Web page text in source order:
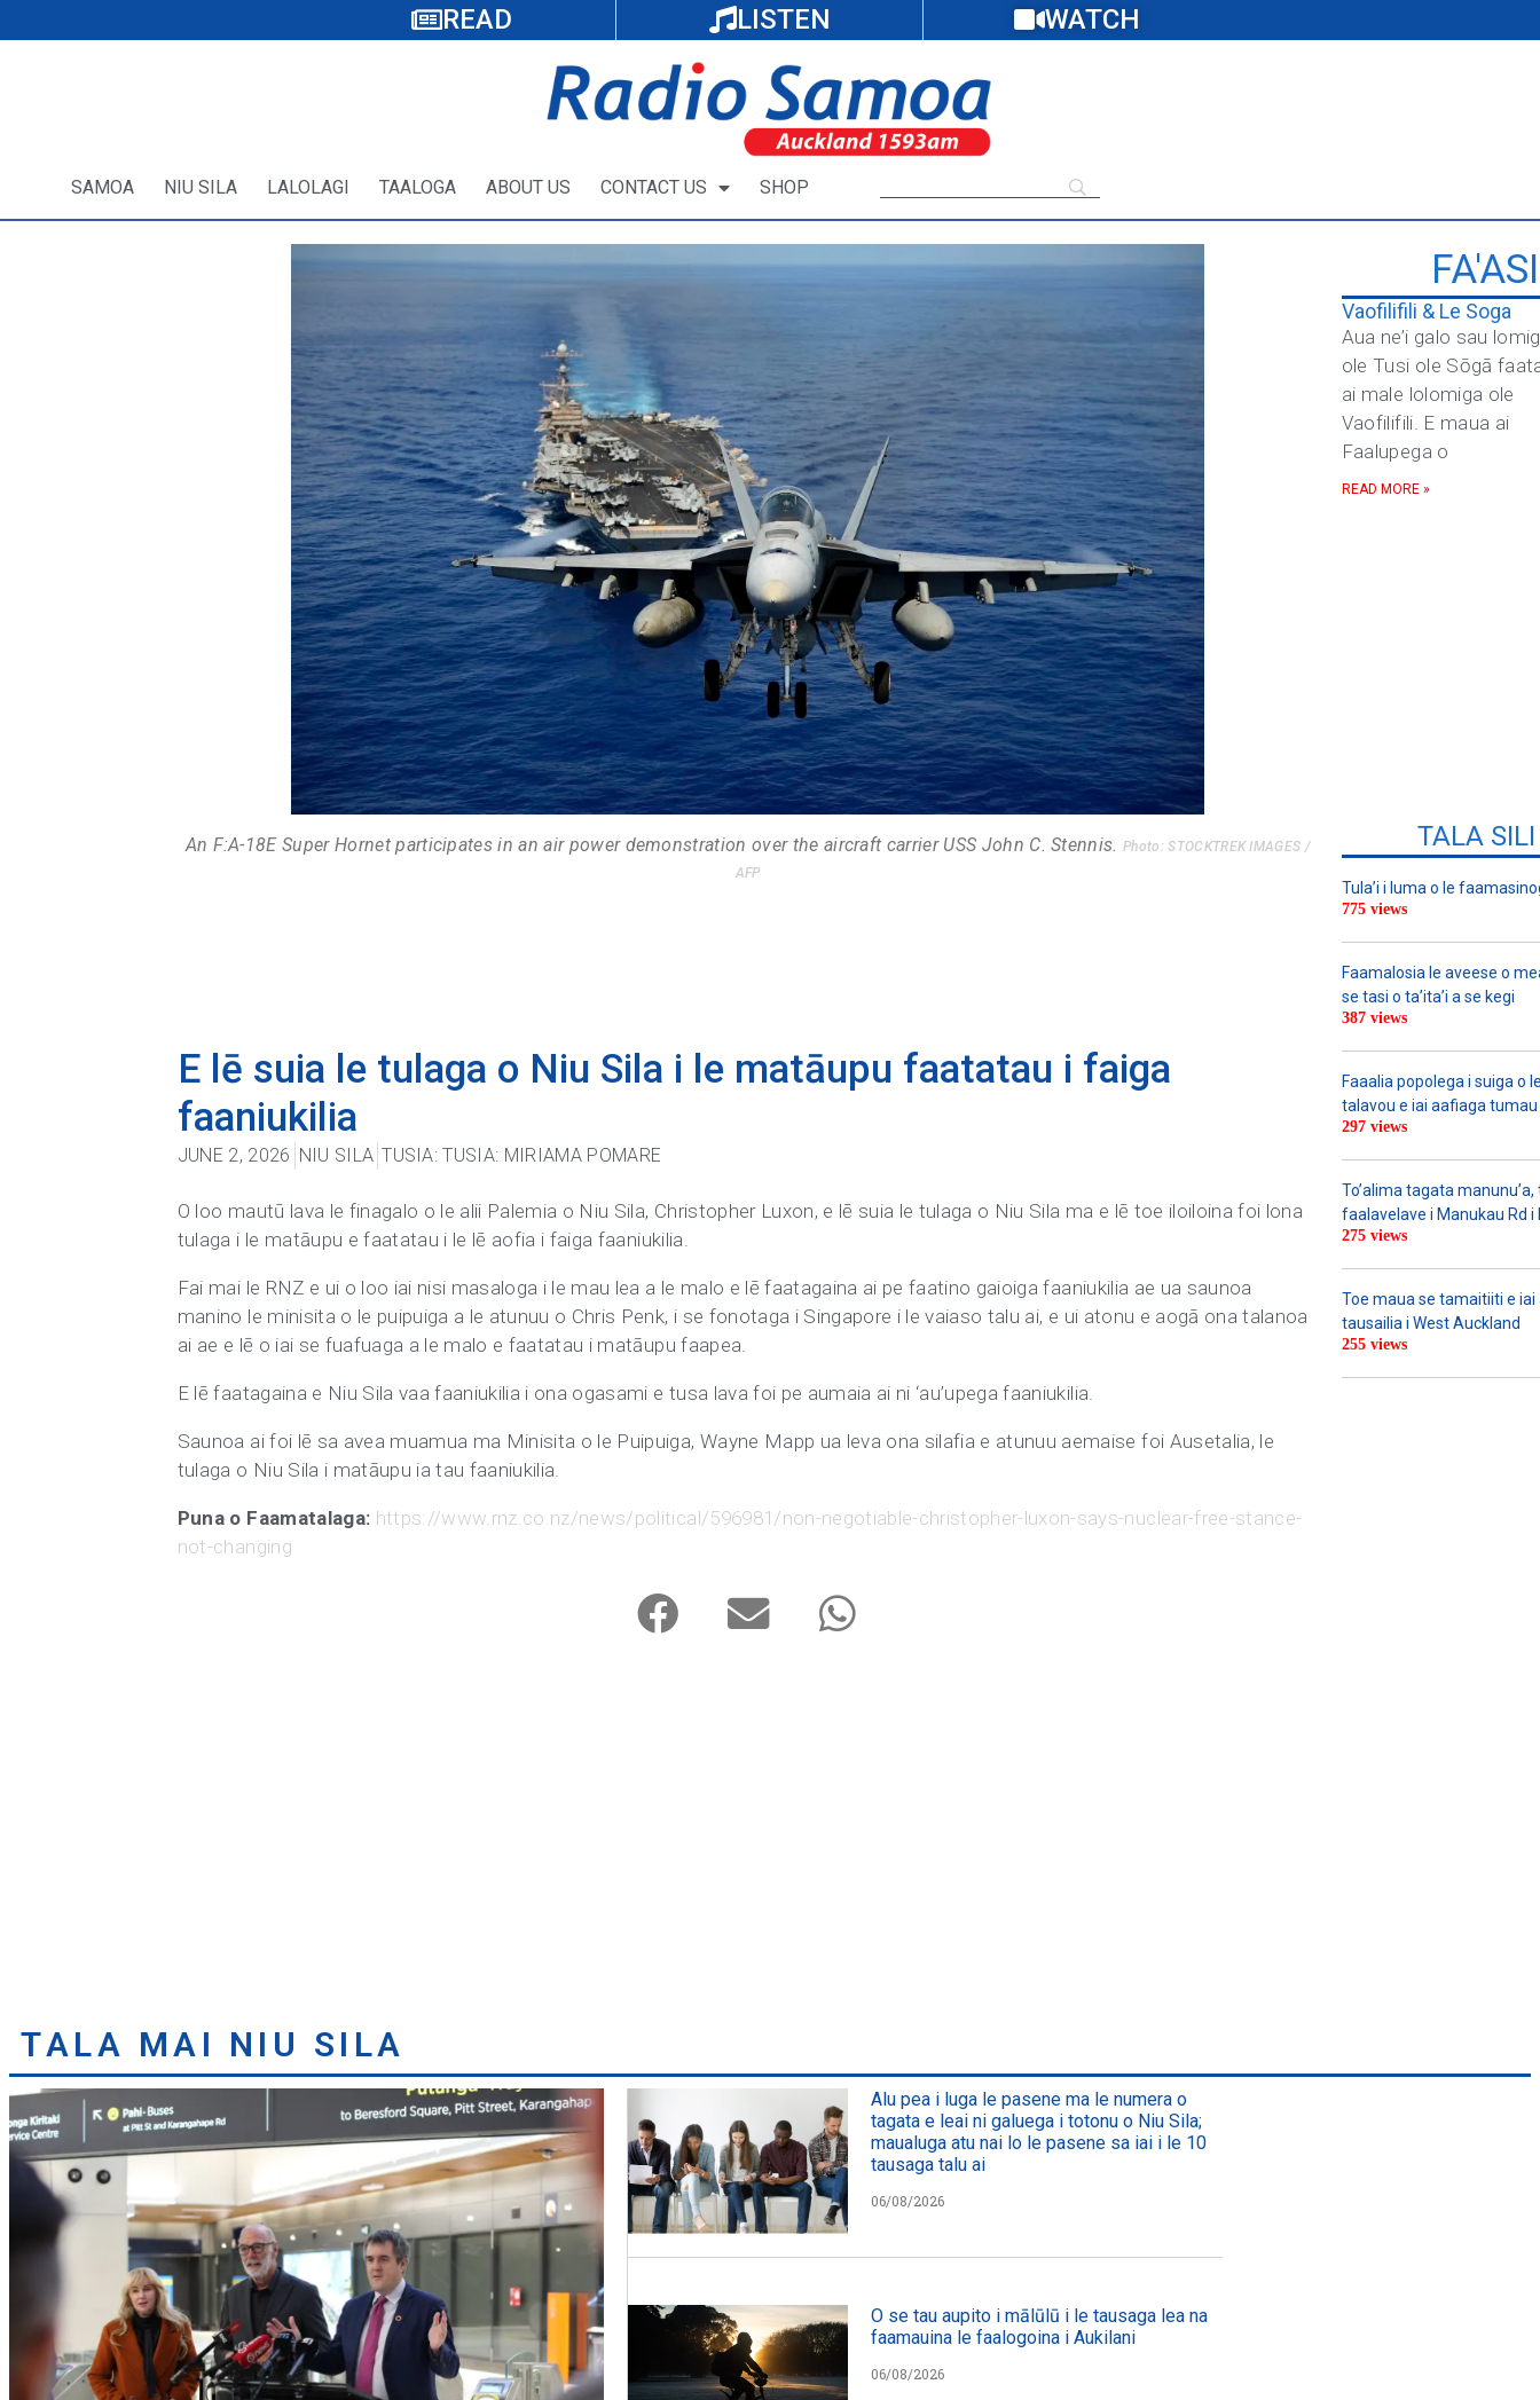
READ LISTEN WATCH
SAMOA NIU SILA LALOLAGI TAALOGA ABOUT US CONTACT US SHOP
An F:A-18E Super Hornet participates in an air power demonstration over the aircraft carrier USS John C. Stennis.Photo: STOCKTREK IMAGES /
AFP
E lē suia le tulaga o Niu Sila i le matāupu faatatau i faiga
faaniukilia
JUNE 2, 2026 NIU SILA TUSIA: TUSIA: MIRIAMA POMARE
O loo mautū lava le finagalo o le alii Palemia o Niu Sila, Christopher Luxon, e lē suia le tulaga o Niu Sila ma e lē toe iloiloina foi lona
tulaga i le matāupu e faatatau i le lē aofia i faiga faaniukilia.
Fai mai le RNZ e ui o loo iai nisi masaloga i le mau lea a le malo e lē faatagaina ai pe faatino gaioiga faaniukilia ae ua saunoa
manino le minisita o le puipuiga a le atunuu o Chris Penk, i se fonotaga i Singapore i le vaiaso talu ai, e ui atonu e aogā ona talanoa
ai ae e lē o iai se fuafuaga a le malo e faatatau i matāupu faapea.
E lē faatagaina e Niu Sila vaa faaniukilia i ona ogasami e tusa lava foi pe aumaia ai ni ‘au’upega faaniukilia.
Saunoa ai foi lē sa avea muamua ma Minisita o le Puipuiga, Wayne Mapp ua leva ona silafia e atunuu aemaise foi Ausetalia, le
tulaga o Niu Sila i matāupu ia tau faaniukilia.
Puna o Faamatalaga: https://www.rnz.co.nz/news/political/596981/non-negotiable-christopher-luxon-says-nuclear-free-stance-
not-changing
Vaofilifili & Le Soga
Aua ne’i galo sau
ole Tusi ole Sōgā
ai male lolomiga ole
Vaofilifili. E maua ai
Faalupega o
READ MORE »
TALA
Tula’i i luma o le
775 views
Faamalosia le aveese o
se tasi o ta’ita’i a se kegi
387 views
Faaalia popolega i suiga o
talavou e iai aafiaga
297 views
To’alima tagata
faalavelave i Manukau Rd
275 views
Toe maua se tamaitiiti e
tausailia i West Auckland
255 views
TALA MAI NIU SILA
Alu pea i luga le pasene ma le numera o
tagata e leai ni galuega i totonu o Niu Sila;
maualuga atu nai lo le pasene sa iai i le 10
tausaga talu ai
06/08/2026
O se tau aupito i mālūlū i le tausaga lea na
faamauina le faalogoina i Aukilani
06/08/2026